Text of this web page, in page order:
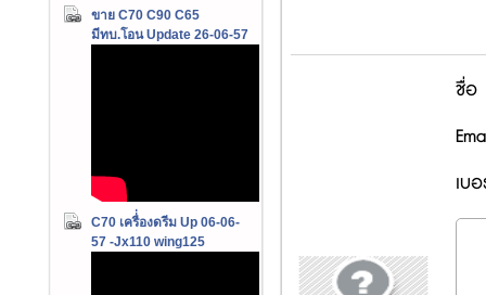
ขาย C70 C90 C65
มีทบ.โอน Update 26-06-57
C70 เครื่่องดรีม Up 06-06-
57 -Jx110 wing125
ชื่อ
เบ